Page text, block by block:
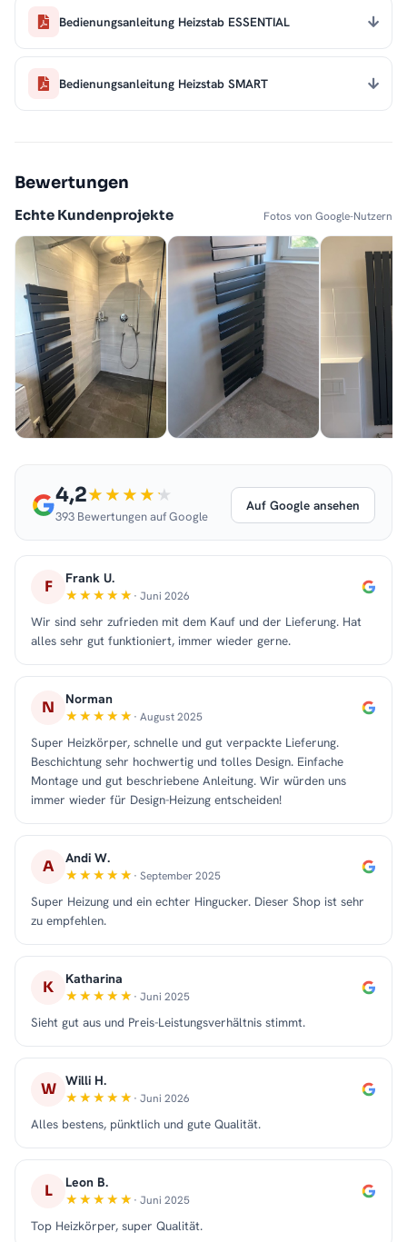
Bedienungsanleitung Heizstab ESSENTIAL
Bedienungsanleitung Heizstab SMART
Bewertungen
Echte Kundenprojekte Fotos von Google-Nutzern
4,2
393 Bewertungen auf Google
Auf Google ansehen
F Frank U.
· Juni 2026
Wir sind sehr zufrieden mit dem Kauf und der Lieferung. Hat
alles sehr gut funktioniert, immer wieder gerne.
N Norman
· August 2025
Super Heizkörper, schnelle und gut verpackte Lieferung.
Beschichtung sehr hochwertig und tolles Design. Einfache
Montage und gut beschriebene Anleitung. Wir würden uns
immer wieder für Design-Heizung entscheiden!
A Andi W.
· September 2025
Super Heizung und ein echter Hingucker. Dieser Shop ist sehr
zu empfehlen.
K Katharina
· Juni 2025
Sieht gut aus und Preis-Leistungsverhältnis stimmt.
W Willi H.
· Juni 2026
Alles bestens, pünktlich und gute Qualität.
L Leon B.
· Juni 2025
Top Heizkörper, super Qualität.